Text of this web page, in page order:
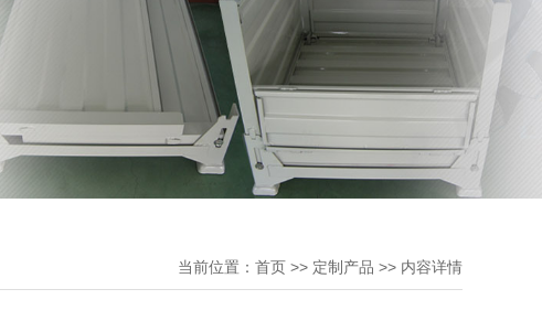
当前位置： 首页 >> 定制产品 >> 内容详情